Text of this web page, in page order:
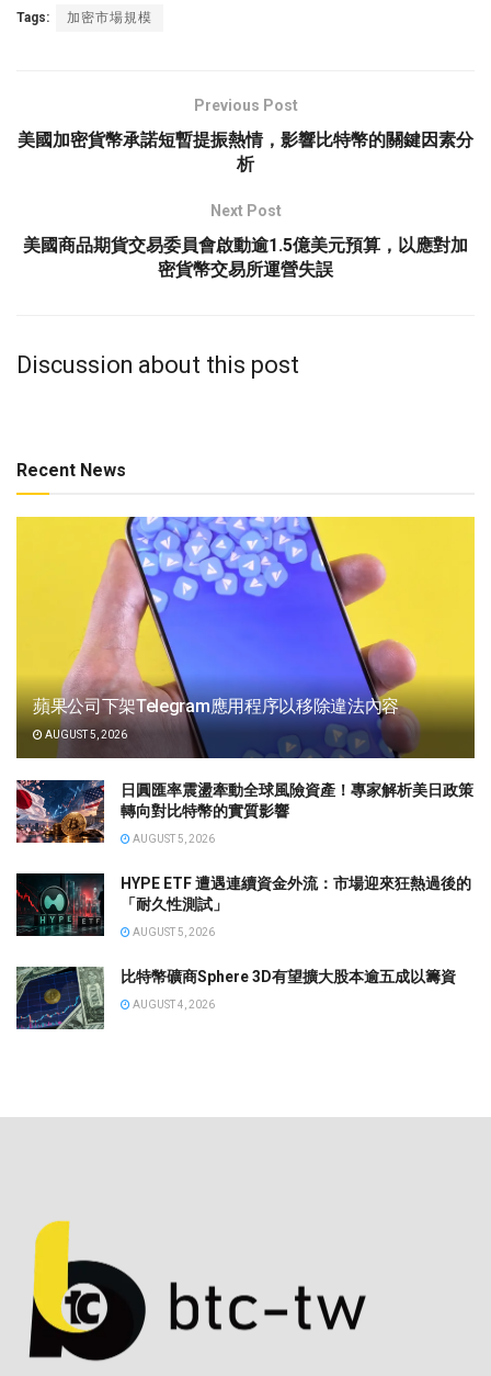
Tags: 加密市場規模
Previous Post
美國加密貨幣承諾短暫提振熱情，影響比特幣的關鍵因素分
析
Next Post
美國商品期貨交易委員會啟動逾1.5億美元預算，以應對加
密貨幣交易所運營失誤
Discussion about this post
Recent News
蘋果公司下架Telegram應用程序以移除違法內容
AUGUST 5, 2026
日圓匯率震盪牽動全球風險資產！專家解析美日政策
轉向對比特幣的實質影響
AUGUST 5, 2026
HYPE ETF 遭遇連續資金外流：市場迎來狂熱過後的
「耐久性測試」
AUGUST 5, 2026
比特幣礦商Sphere 3D有望擴大股本逾五成以籌資
AUGUST 4, 2026